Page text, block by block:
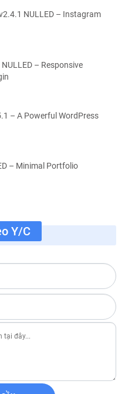
NULLED – Instagram
– Responsive
– A Powerful WordPress
– Minimal Portfolio
Y/c